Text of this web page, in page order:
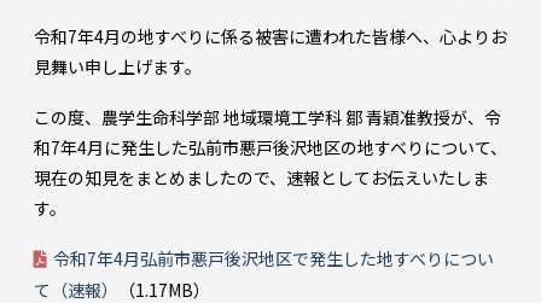
令和7年4月の地すべりに係る被害に遭われた皆様へ、心よりお
見舞い申し上げます。
この度、農学生命科学部 地域環境工学科 鄒 青穎准教授が、令
和7年4月に発生した弘前市悪戸後沢地区の地すべりについて、
現在の知見をまとめましたので、速報としてお伝えいたしま
す。
令和7年4月弘前市悪戸後沢地区で発生した地すべりについ
て（速報）
（⁨1.17⁩MB）